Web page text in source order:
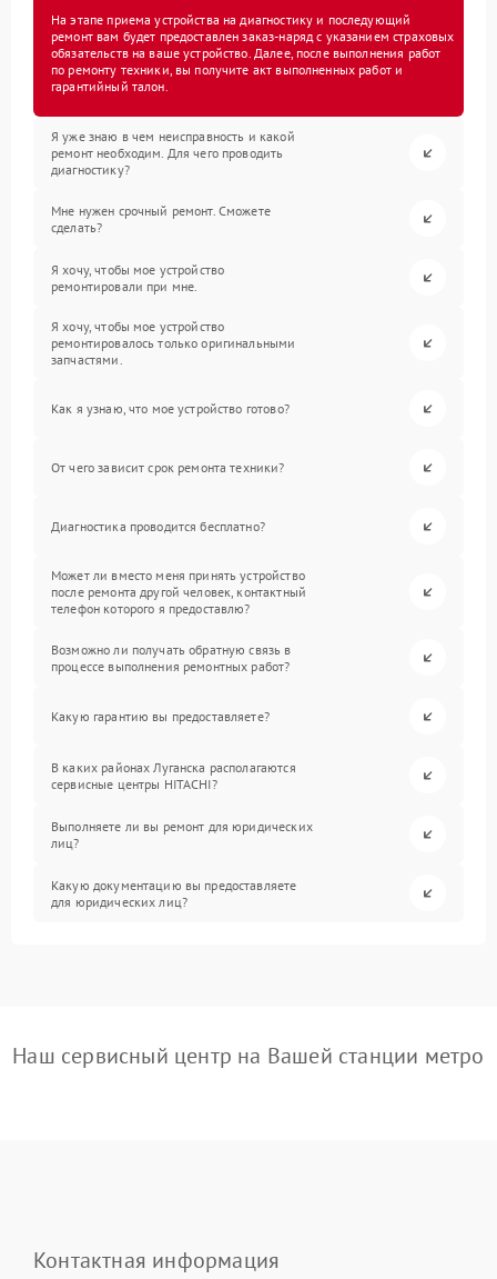
На этапе приема устройства на диагностику и последующий
ремонт вам будет предоставлен заказ-наряд с указанием страховых
обязательств на ваше устройство. Далее, после выполнения работ
по ремонту техники, вы получите акт выполненных работ и
гарантийный талон.
Я уже знаю в чем неисправность и какой
ремонт необходим. Для чего проводить
диагностику?
Мне нужен срочный ремонт. Сможете
сделать?
Я хочу, чтобы мое устройство
ремонтировали при мне.
Я хочу, чтобы мое устройство
ремонтировалось только оригинальными
запчастями.
Как я узнаю, что мое устройство готово?
От чего зависит срок ремонта техники?
Диагностика проводится бесплатно?
Может ли вместо меня принять устройство
после ремонта другой человек, контактный
телефон которого я предоставлю?
Возможно ли получать обратную связь в
процессе выполнения ремонтных работ?
Какую гарантию вы предоставляете?
В каких районах Луганска располагаются
сервисные центры HITACHI?
Выполняете ли вы ремонт для юридических
лиц?
Какую документацию вы предоставляете
для юридических лиц?
Наш сервисный центр на Вашей станции метро
Контактная информация